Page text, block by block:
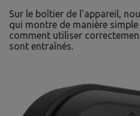
Sur le boîtier de l'appareil,
qui montre de manière
comment utiliser
sont entraînés.